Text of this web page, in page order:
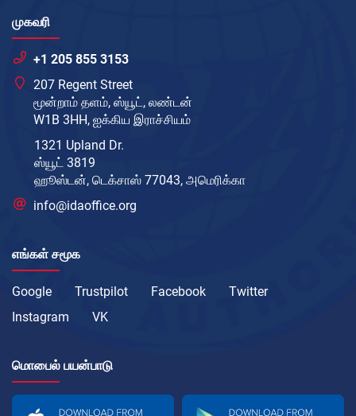
முகவரி
+1 205 855 3153
207 Regent Street
மூன்றாம் தளம், ஸ்யூட், லண்டன்
W1B 3HH, ஐக்கிய இராச்சியம்
1321 Upland Dr.
ஸ்யூட் 3819
ஹூஸ்டன், டெக்சாஸ் 77043, அமெரிக்கா
info@idaoffice.org
எங்கள் சமூக
Google Trustpilot Facebook
Twitter
Instagram
VK
மொபைல் பயன்பாடு